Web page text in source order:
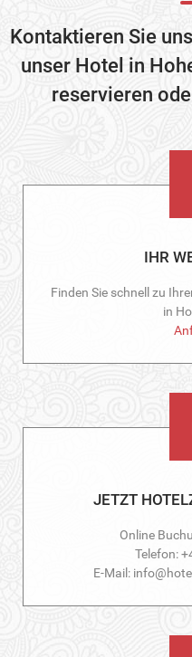
Kontaktieren Sie
unser Hotel in
reservieren
IHR
Finden Sie schnell zu
in
JETZT
Online
Telefon:
E-Mail: